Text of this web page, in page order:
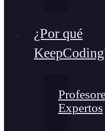
¿Por qué
Expertos